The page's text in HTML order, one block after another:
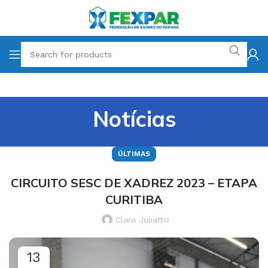
Notícias
ÚLTIMAS
CIRCUITO SESC DE XADREZ 2023 – ETAPA
CURITIBA
Clara Juliatto
13